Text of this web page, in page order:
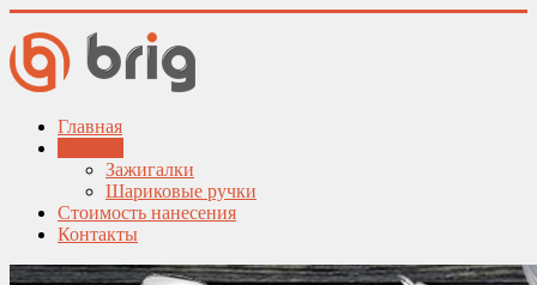
Главная
Зажигалки
Шариковые ручки
Стоимость нанесения
Контакты